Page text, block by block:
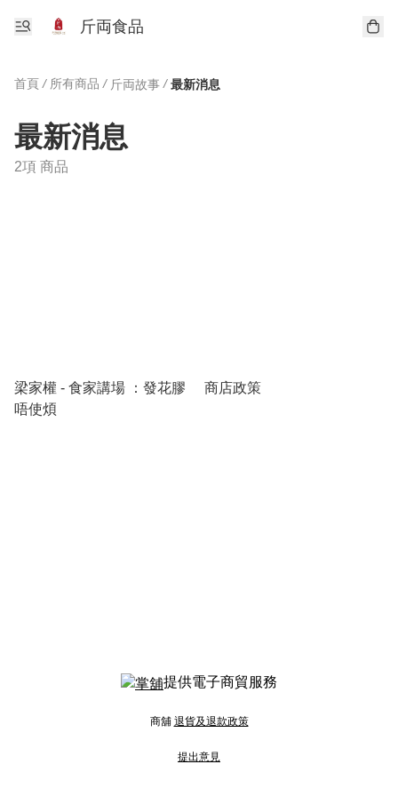
斤両食品
首頁 / 所有商品 / 斤両故事 / 最新消息
最新消息
2項 商品
梁家權 - 食家講場 ：發花膠
唔使煩
商店政策
提供電子商貿服務
商舖 退貨及退款政策
提出意見